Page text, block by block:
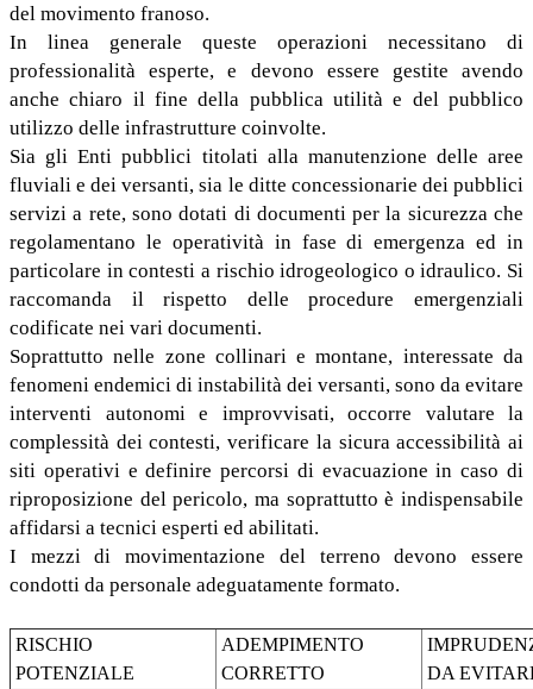
del movimento franoso.
In linea generale queste operazioni necessitano di
professionalità esperte, e devono essere gestite avendo
anche chiaro il fine della pubblica utilità e del pubblico
utilizzo delle infrastrutture coinvolte.
Sia gli Enti pubblici titolati alla manutenzione delle aree
fluviali e dei versanti, sia le ditte concessionarie dei pubblici
servizi a rete, sono dotati di documenti per la sicurezza che
regolamentano le operatività in fase di emergenza ed in
particolare in contesti a rischio idrogeologico o idraulico. Si
raccomanda il rispetto delle procedure emergenziali
codificate nei vari documenti.
Soprattutto nelle zone collinari e montane, interessate da
fenomeni endemici di instabilità dei versanti, sono da evitare
interventi autonomi e improvvisati, occorre valutare la
complessità dei contesti, verificare la sicura accessibilità ai
siti operativi e definire percorsi di evacuazione in caso di
riproposizione del pericolo, ma soprattutto è indispensabile
affidarsi a tecnici esperti ed abilitati.
I mezzi di movimentazione del terreno devono essere
condotti da personale adeguatamente formato.
RISCHIO
POTENZIALE
ADEMPIMENTO
CORRETTO
DA